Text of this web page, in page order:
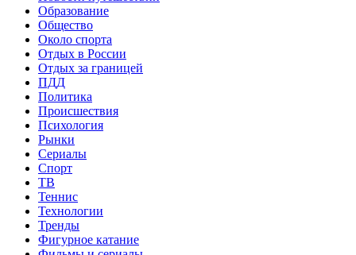
Образование
Общество
Около спорта
Отдых в России
Отдых за границей
ПДД
Политика
Происшествия
Психология
Рынки
Сериалы
Спорт
ТВ
Теннис
Технологии
Тренды
Фигурное катание